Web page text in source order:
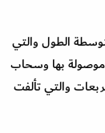
الطول والتي
موصولة بها وسحاب
والتي تألفت